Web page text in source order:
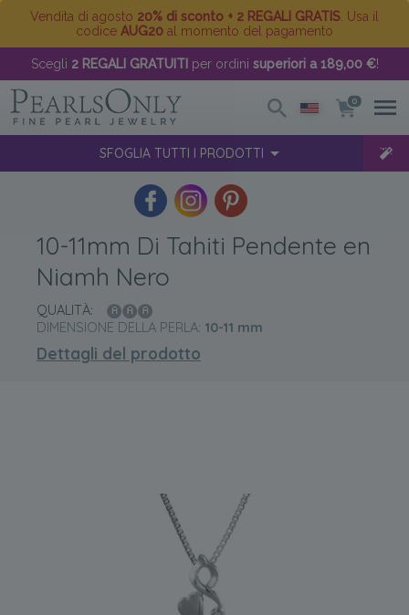
Vendita di agosto 20% di sconto + 2 REGALI GRATIS . Usa il
codice AUG20 al momento del pagamento
Scegli 2 REGALI GRATUITI per ordini superiori a 189,00 €!
0
SFOGLIA TUTTI I PRODOTTI
10-11mm Di Tahiti Pendente en
Niamh Nero
QUALITÀ:
DIMENSIONE DELLA PERLA: 10-11 mm
Dettagli del prodotto